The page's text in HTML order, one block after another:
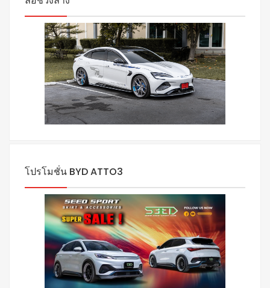
โปรโมชั่น BYD ATTO3